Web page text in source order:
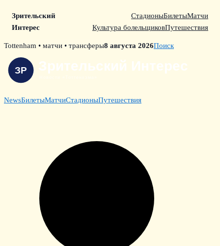
Зрительский
Интерес
СтадионыБилетыМатчи
Культура болельщиковПутешествия
Skip
content
Tottenham • матчи • трансферы8 августа 2026Поиск
NewsБилетыМатчиСтадионыПутешествия